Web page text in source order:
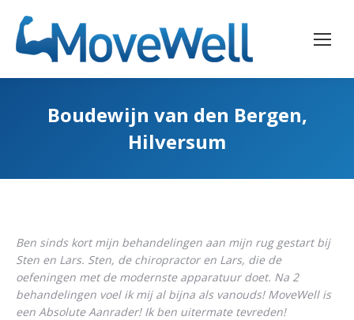
Boudewijn van den Bergen,
Hilversum
Ben sinds kort mijn behandelingen aan mijn rug gestart bij
Sten en Lars. Sten, de chiropractor en Lars, die de
oefeningen met de modernste apparatuur doet. Na 2
behandelingen voel ik mij al bijna als vanouds! MoveWell is
een Absolute Aanrader! Ik ben uitermate tevreden!